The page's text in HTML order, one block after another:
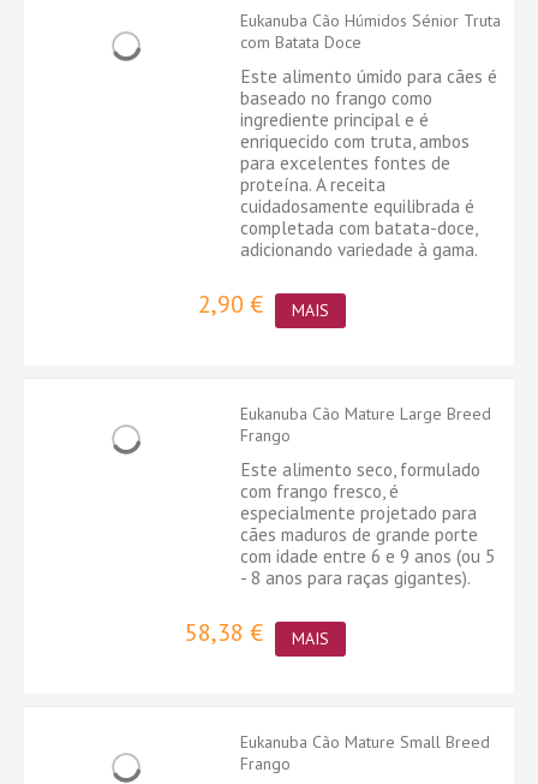
Eukanuba Cão Húmidos Sénior Truta
com Batata Doce
Este alimento úmido para cães é
baseado no frango como
ingrediente principal e é
enriquecido com truta, ambos
para excelentes fontes de
proteína. A receita
cuidadosamente equilibrada é
completada com batata-doce,
adicionando variedade à gama.
2,90 € MAIS
Eukanuba Cão Mature Large Breed
Frango
Este alimento seco, formulado
com frango fresco, é
especialmente projetado para
cães maduros de grande porte
com idade entre 6 e 9 anos (ou 5
- 8 anos para raças gigantes).
58,38 € MAIS
Eukanuba Cão Mature Small Breed
Frango